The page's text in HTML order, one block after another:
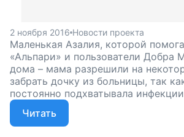
2 ноября 2016 Новости проекта
Маленькая Азалия, которой
«Альпари» и пользователи Добра
дома – мама разрешили на
забрать дочку из больницы, так
постоянно подхватывала
приходит к Азалии домой и
множество лекарств. Скоро
осмотрит девочку, чтобы
Читать